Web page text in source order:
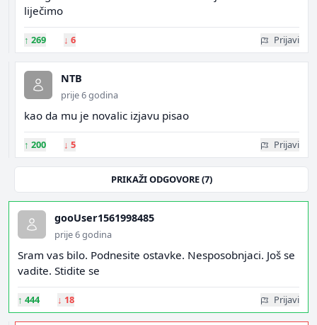
liječimo
↑ 269 ↓ 6 Prijavi
NTB
prije 6 godina
kao da mu je novalic izjavu pisao
↑ 200 ↓ 5 Prijavi
PRIKAŽI ODGOVORE (7)
gooUser1561998485
prije 6 godina
Sram vas bilo. Podnesite ostavke. Nesposobnjaci. Još se
vadite. Stidite se
↑ 444 ↓ 18 Prijavi